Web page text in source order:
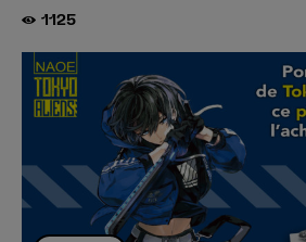
1125